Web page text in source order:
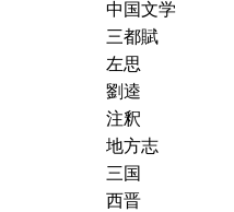
中国文学
三都賦
左思
劉逵
注釈
地方志
三国
西晋